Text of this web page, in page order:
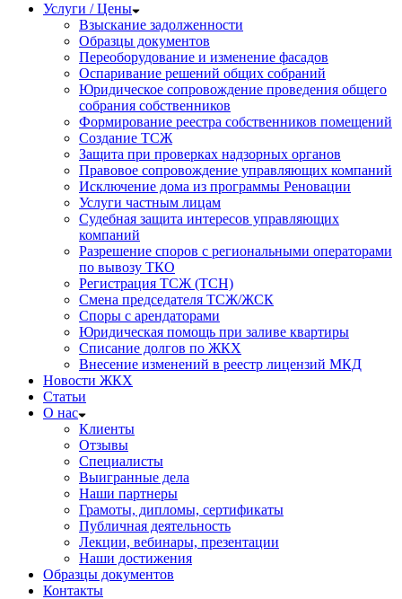
Услуги / Цены
Взыскание задолженности
Образцы документов
Переоборудование и изменение фасадов
Оспаривание решений общих собраний
Юридическое сопровождение проведения общего
собрания собственников
Формирование реестра собственников помещений
Создание ТСЖ
Защита при проверках надзорных органов
Правовое сопровождение управляющих компаний
Исключение дома из программы Реновации
Услуги частным лицам
Судебная защита интересов управляющих
компаний
Разрешение споров с региональными операторами
по вывозу ТКО
Регистрация ТСЖ (ТСН)
Смена председателя ТСЖ/ЖСК
Споры с арендаторами
Юридическая помощь при заливе квартиры
Списание долгов по ЖКХ
Внесение изменений в реестр лицензий МКД
Новости ЖКХ
Статьи
О нас
Клиенты
Отзывы
Специалисты
Выигранные дела
Наши партнеры
Грамоты, дипломы, сертификаты
Публичная деятельность
Лекции, вебинары, презентации
Наши достижения
Образцы документов
Контакты